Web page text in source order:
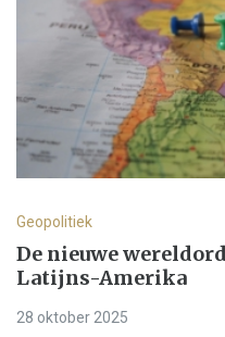
Geopolitiek
De nieuwe
Latijns-Amerika
28 oktober 2025